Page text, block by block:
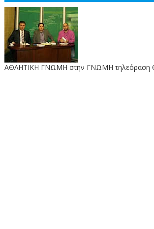
ΑΘΛΗΤΙΚΗ ΓΝΩΜΗ στην ΓΝΩΜΗ τηλεόραση